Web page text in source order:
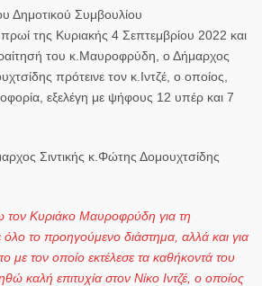
Δημοτικού Συμβουλίου
της Κυριακής 4 Σεπτεμβρίου 2022 και
του κ.Μαυροφρύδη, ο Δήμαρχος
πρότεινε τον κ.Ιντζέ, ο οποίος,
εξελέγη με ψήφους 12 υπέρ και 7
Σιντικής κ.Φώτης Δομουχτσίδης
τον Κυριάκο Μαυροφρύδη για τη
το προηγούμενο διάστημα, αλλά και για
με τον οποίο εκτέλεσε τα καθήκοντά του
καλή επιτυχία στον Νίκο Ιντζέ, ο οποίος